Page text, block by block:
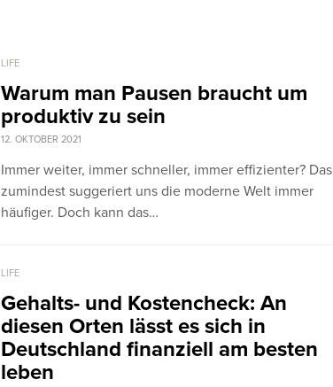
LIFE
Warum man Pausen braucht um
produktiv zu sein
12. OKTOBER 2021
Immer weiter, immer schneller, immer effizienter? Das
zumindest suggeriert uns die moderne Welt immer
häufiger. Doch kann das…
LIFE
Gehalts- und Kostencheck: An
diesen Orten lässt es sich in
Deutschland finanziell am besten
leben